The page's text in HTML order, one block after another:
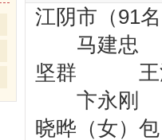
江阴市（91
马建
坚群 王
卞永
晓晔（女